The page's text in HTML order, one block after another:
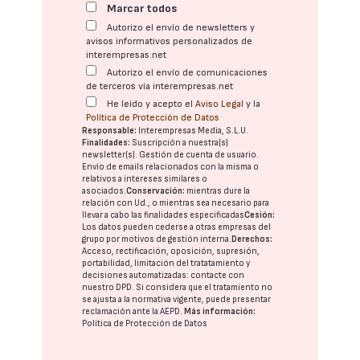
Marcar todos
Autorizo el envío de newsletters y
avisos informativos personalizados de
interempresas.net
Autorizo el envío de comunicaciones
de terceros vía interempresas.net
He leído y acepto elAviso Legal y la
Política de Protección de Datos
Responsable: Interempresas Media, S.L.U.
Finalidades: Suscripción a nuestra(s)
newsletter(s). Gestión de cuenta de usuario.
Envío de emails relacionados con la misma o
relativos a intereses similares o
asociados.Conservación: mientras dure la
relación con Ud., o mientras sea necesario para
llevar a cabo las finalidades especificadasCesión:
Los datos pueden cederse a otras empresas del
grupo por motivos de gestión interna.Derechos:
Acceso, rectificación, oposición, supresión,
portabilidad, limitación del tratatamiento y
decisiones automatizadas: contacte con
nuestro DPD . Si considera que el tratamiento no
se ajusta a la normativa vigente, puede presentar
reclamación ante laAEPD .Más información:
Política de Protección de Datos